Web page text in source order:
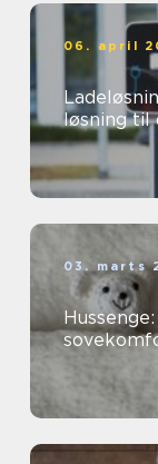
06. april
løsning til
03. marts